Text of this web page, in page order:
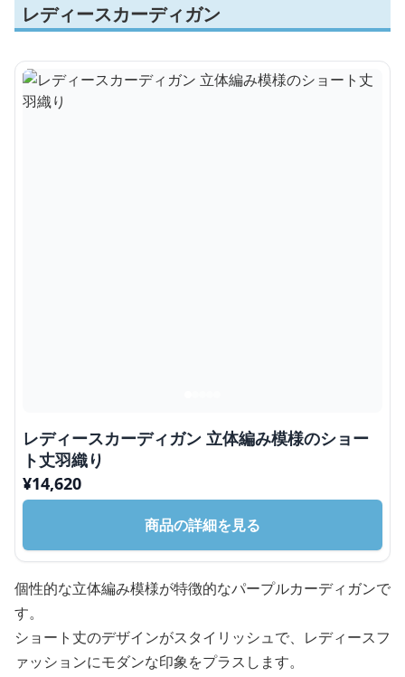
レディースカーディガン
レディースカーディガン 立体編み模様のショー
ト丈羽織り
¥14,620
商品の詳細を見る
個性的な立体編み模様が特徴的なパープルカーディガンで
す。
ショート丈のデザインがスタイリッシュで、レディースフ
ァッションにモダンな印象をプラスします。